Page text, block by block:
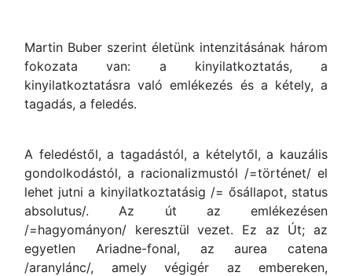
Martin Buber szerint életünk intenzitásának három
fokozata van: a kinyilatkoztatás, a
kinyilatkoztatásra való emlékezés és a kétely, a
tagadás, a feledés.
A feledéstől, a tagadástól, a kételytől, a kauzális
gondolkodástól, a racionalizmustól /=történet/ el
lehet jutni a kinyilatkoztatásig /= ősállapot, status
absolutus/. Az út az emlékezésen
/=hagyományon/ keresztül vezet. Ez az Út; az
egyetlen Ariadne-fonal, az aurea catena
/aranylánc/, amely végigér az embereken,